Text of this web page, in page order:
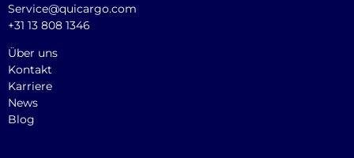
Service@quicargo.com
+31 13 808 1346
Über uns
Kontakt
Karriere
News
Blog